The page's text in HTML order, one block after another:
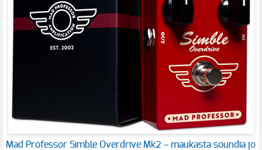
Mad Professor Simble Overdrive Mk2 – maukasta soundia jo